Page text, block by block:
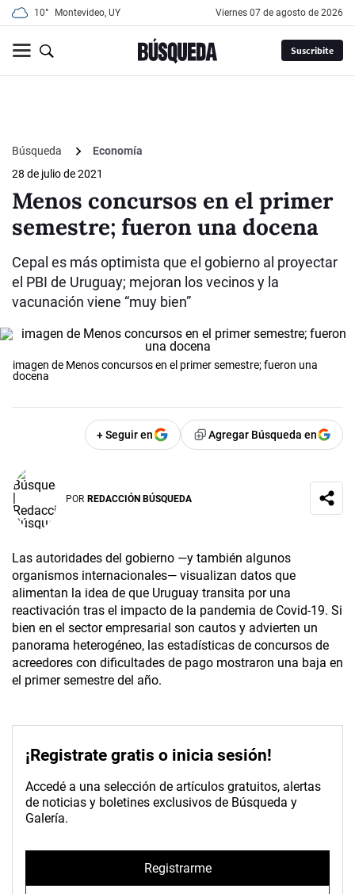
10° Montevideo, UY viernes 07 de agosto de 2026
Suscribite
Búsqueda
Economía
28 de julio de 2021
Menos concursos en el primer
semestre; fueron una docena
Cepal es más optimista que el gobierno al proyectar
el PBI de Uruguay; mejoran los vecinos y la
vacunación viene “muy bien”
imagen de Menos concursos en el primer semestre; fueron una
docena
+ Seguir en Agregar Búsqueda en
POR REDACCIÓN BÚSQUEDA
Las autoridades del gobierno —y también algunos
organismos internacionales— visualizan datos que
alimentan la idea de que Uruguay transita por una
reactivación tras el impacto de la pandemia de Covid-19. Si
bien en el sector empresarial son cautos y advierten un
panorama heterogéneo, las estadísticas de concursos de
acreedores con dificultades de pago mostraron una baja en
el primer semestre del año.
¡Registrate gratis o inicia sesión!
Accedé a una selección de artículos gratuitos, alertas
de noticias y boletines exclusivos de Búsqueda y
Galería.
Registrarme